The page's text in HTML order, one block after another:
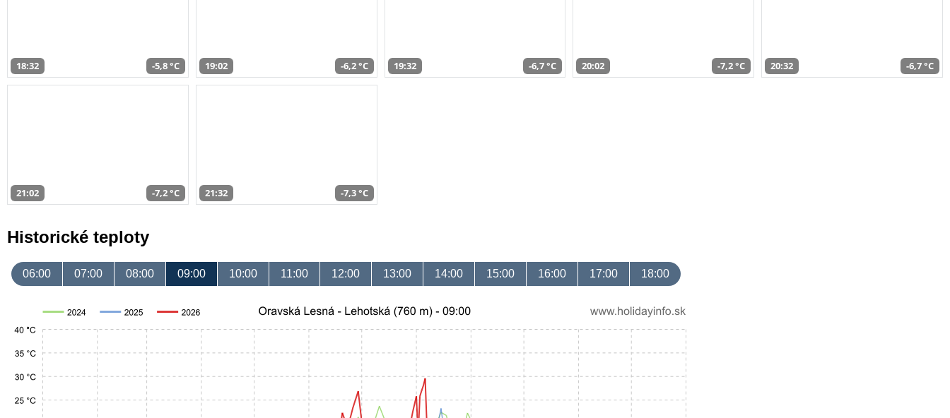
18:32 -5,8 °C 19:02 -6,2 °C 19:32 -6,7 °C 20:02 -7,2 °C 20:32 -6,7 °C
21:02 -7,2 °C 21:32 -7,3 °C
Historické teploty
06:00 07:00 08:00 09:00 10:00 11:00 12:00 13:00 14:00 15:00 16:00 17:00 18:00